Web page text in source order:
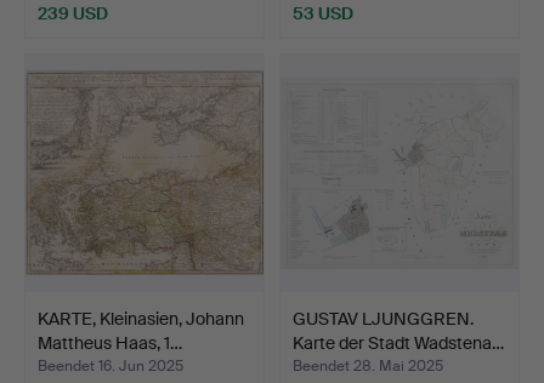
239 USD 53 USD
KARTE, Kleinasien, Johann
Mattheus Haas, 1…
Beendet 16. Jun 2025
GUSTAV LJUNGGREN.
Karte der Stadt Wadstena…
Beendet 28. Mai 2025